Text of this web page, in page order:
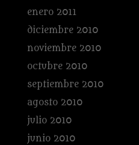
enero 2011
diciembre 2010
noviembre 2010
octubre 2010
septiembre 2010
agosto 2010
julio 2010
junio 2010